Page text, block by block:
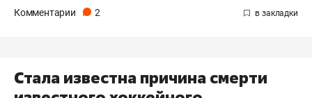
Комментарии 2
Стала известна причина смерти